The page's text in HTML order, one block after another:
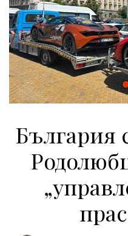
България